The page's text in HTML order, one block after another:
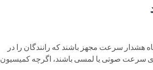
هشدار سرعت مجهز باشند که رانندگان را در
سرعت صوتی یا لمسی باشند، اگرچه کمیسیون